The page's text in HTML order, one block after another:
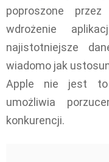
poproszone
wdrożenie
najistotniejsze
wiadomo jak
Apple nie jest to
umożliwia
konkurencji.